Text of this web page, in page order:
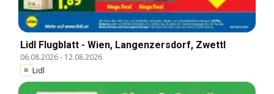
Lidl Flugblatt - Wien, Langenzersdorf, Zwettl
06.08.2026- 12.08.2026
Lidl